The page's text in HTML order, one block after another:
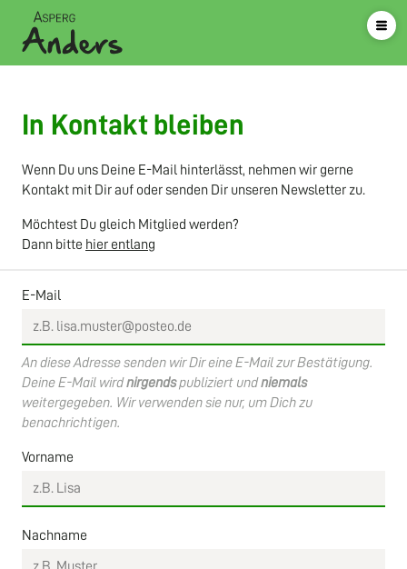
In Kontakt bleiben
Wenn Du uns Deine E-Mail hinterlässt, nehmen wir gerne
Kontakt mit Dir auf oder senden Dir unseren Newsletter zu.
Möchtest Du gleich Mitglied werden?
Dann bitte hier entlang
E-Mail
An diese Adresse senden wir Dir eine E-Mail zur Bestätigung.
Deine E-Mail wirdnirgendspubliziert undniemals
weitergegeben. Wir verwenden sie nur, um Dich zu
benachrichtigen.
Vorname
Nachname